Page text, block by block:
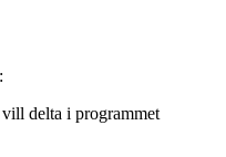
delta i programmet